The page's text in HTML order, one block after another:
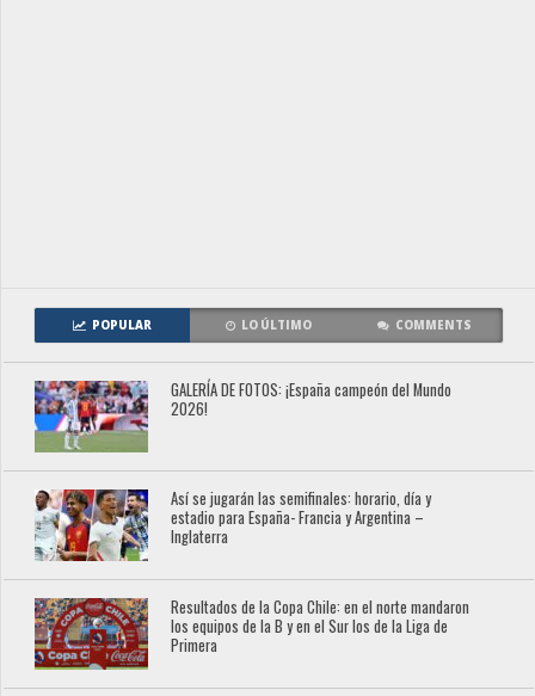
POPULAR LO ÚLTIMO COMMENTS
GALERÍA DE FOTOS: ¡España campeón del Mundo
2026!
Así se jugarán las semifinales: horario, día y
estadio para España- Francia y Argentina –
Inglaterra
Resultados de la Copa Chile: en el norte mandaron
los equipos de la B y en el Sur los de la Liga de
Primera